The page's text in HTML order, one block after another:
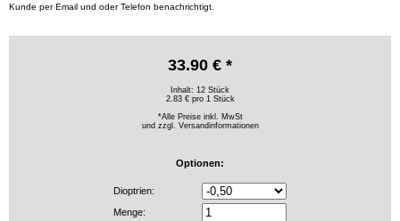
Kunde per Email und oder Telefon benachrichtigt.
33.90 € *
Inhalt: 12 Stück
2.83 € pro 1 Stück
*Alle Preise inkl. MwSt
und zzgl. Versandinformationen
Optionen:
Dioptrien:
Menge: